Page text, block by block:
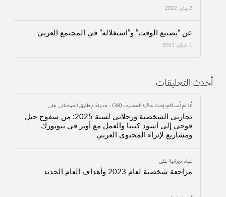
2 يناير، 2022
عن “تضييع الوقت” و”استغلاله” في المجتمع العربي
1 فبراير، 2021
أحدث التعليقات
أنا لم أنساكم: إحياء جائزة المحبوب (38) - مدونة م.طارق الموصللي على
تجاربي الشخصية ورحلاتي لسنة 2025: من سفوح جبل
فوجي إلى أسود كينيا والعمل مع أوبر في نيويورك
ومشاريع لإثراء المحتوى العربي
عباد ديرانيةعلى
مراجعة شخصية لعام 2023 وأهداف العام الجديد